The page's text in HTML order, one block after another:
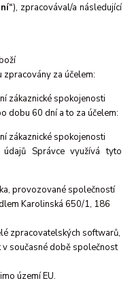
), zpracovával/a následující
za účelem:
zákaznické spokojenosti
dobu 60 dní a to za účelem:
zákaznické spokojenosti
Správce využívá tyto
provozované společností
Karolinská 650/1, 186
zpracovatelských softwarů,
v současné době společnost
území EU.